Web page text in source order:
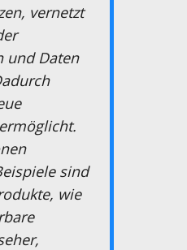
vernetzt
und Daten
sind
wie